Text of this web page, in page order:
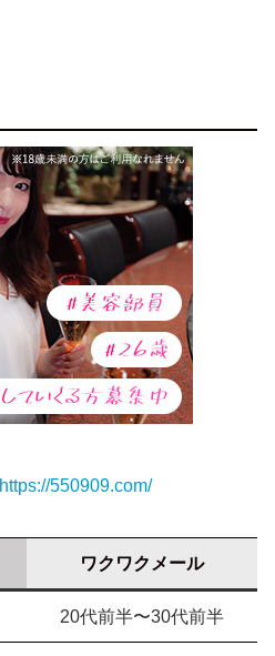
https://550909.com/
ワクワクメール
20代前半〜30代前半